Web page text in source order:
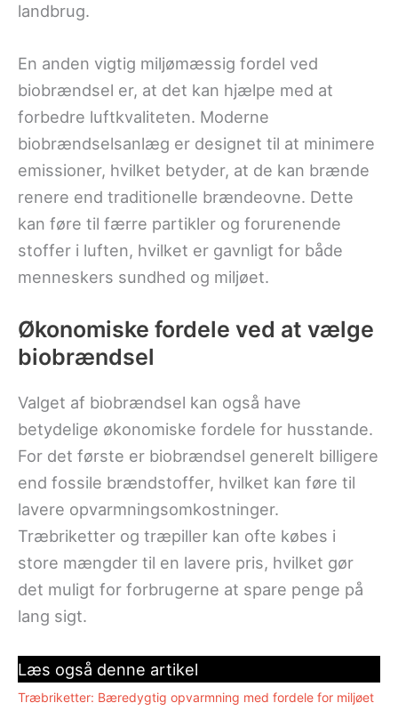
landbrug.
En anden vigtig miljømæssig fordel ved
biobrændsel er, at det kan hjælpe med at
forbedre luftkvaliteten. Moderne
biobrændselsanlæg er designet til at minimere
emissioner, hvilket betyder, at de kan brænde
renere end traditionelle brændeovne. Dette
kan føre til færre partikler og forurenende
stoffer i luften, hvilket er gavnligt for både
menneskers sundhed og miljøet.
Økonomiske fordele ved at vælge
biobrændsel
Valget af biobrændsel kan også have
betydelige økonomiske fordele for husstande.
For det første er biobrændsel generelt billigere
end fossile brændstoffer, hvilket kan føre til
lavere opvarmningsomkostninger.
Træbriketter og træpiller kan ofte købes i
store mængder til en lavere pris, hvilket gør
det muligt for forbrugerne at spare penge på
lang sigt.
Læs også denne artikel
Træbriketter: Bæredygtig opvarmning med fordele for miljøet